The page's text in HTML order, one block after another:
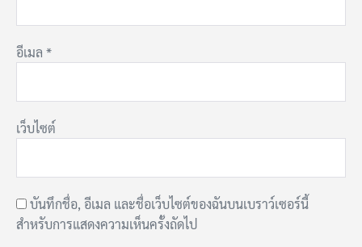
อีเมล *
เว็บไซต์
บันทึกชื่อ, อีเมล และชื่อเว็บไซต์ของฉันบนเบราว์เซอร์นี้
สำหรับการแสดงความเห็นครั้งถัดไป